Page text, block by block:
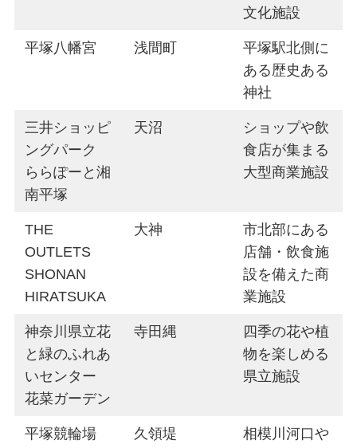
文化施設
平塚八幡宮 浅間町
平塚駅北側に
ある歴史ある
神社
三井ショッピ
ングパーク
ららぽーと湘
南平塚
天沼
ショップや飲
食店が集まる
大型商業施設
THE
OUTLETS
SHONAN
HIRATSUKA
大神
市北部にある
店舗・飲食施
設を備えた商
業施設
神奈川県立花
と緑のふれあ
いセンター
花菜ガーデン
寺田縄
四季の花や植
物を楽しめる
県立施設
平塚競輪場 久領堤 相模川河口や